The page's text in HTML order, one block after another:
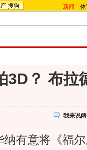
搜狗 新闻 -
3D？ 布
我来说
有意将《福尔